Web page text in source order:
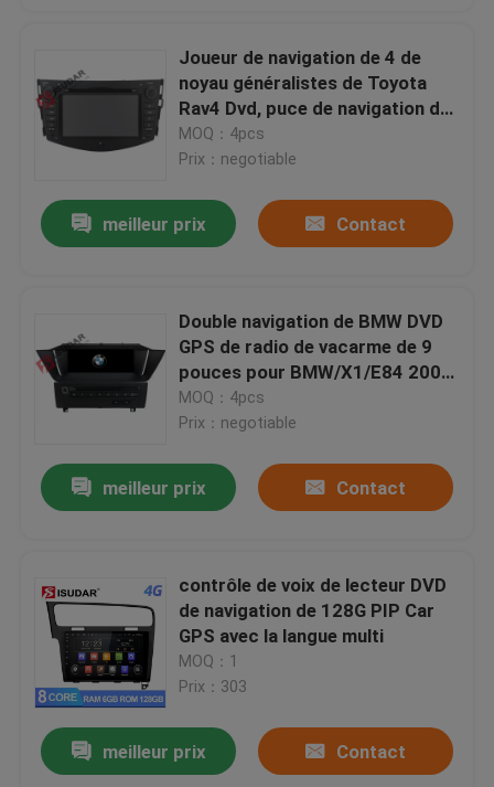
Joueur de navigation de 4 de
noyau généralistes de Toyota
Rav4 Dvd, puce de navigation de
Toyota Rav4 SAT Nav MG1613S
MOQ：4pcs
Prix：negotiable
meilleur prix Contact
Double navigation de BMW DVD
GPS de radio de vacarme de 9
pouces pour BMW/X1/E84 2009
- Canbus 2014
MOQ：4pcs
Prix：negotiable
meilleur prix Contact
contrôle de voix de lecteur DVD
de navigation de 128G PIP Car
GPS avec la langue multi
MOQ：1
Prix：303
meilleur prix Contact